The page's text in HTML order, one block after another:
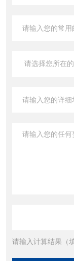
请输入计算结果（